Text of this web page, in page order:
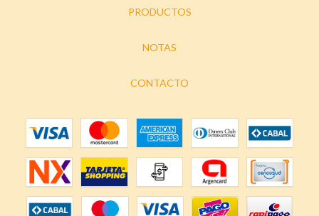
PRODUCTOS
NOTAS
CONTACTO